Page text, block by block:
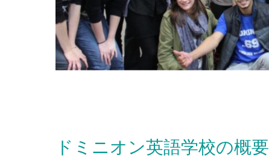
ドミニオン英語学校の概要